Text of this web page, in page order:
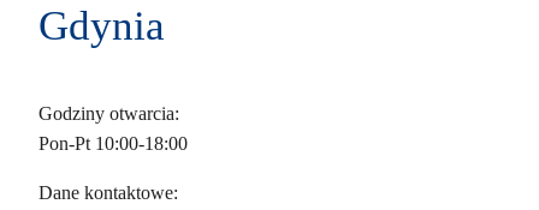
Gdynia
Godziny otwarcia:
Pon-Pt 10:00-18:00
Dane kontaktowe: